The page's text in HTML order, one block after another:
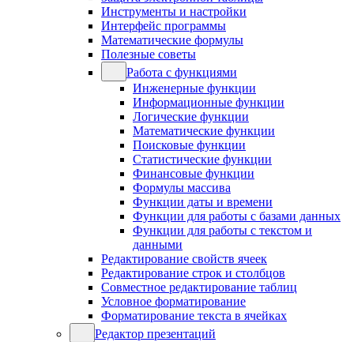
Инструменты и настройки
Интерфейс программы
Математические формулы
Полезные советы
Работа с функциями
Инженерные функции
Информационные функции
Логические функции
Математические функции
Поисковые функции
Статистические функции
Финансовые функции
Формулы массива
Функции даты и времени
Функции для работы с базами данных
Функции для работы с текстом и
данными
Редактирование свойств ячеек
Редактирование строк и столбцов
Совместное редактирование таблиц
Условное форматирование
Форматирование текста в ячейках
Редактор презентаций